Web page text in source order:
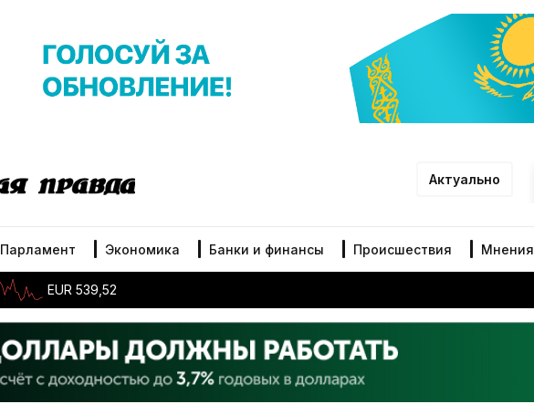
Актуально
Парламент Экономика Банки и финансы Происшествия Мнения
EUR 539,52